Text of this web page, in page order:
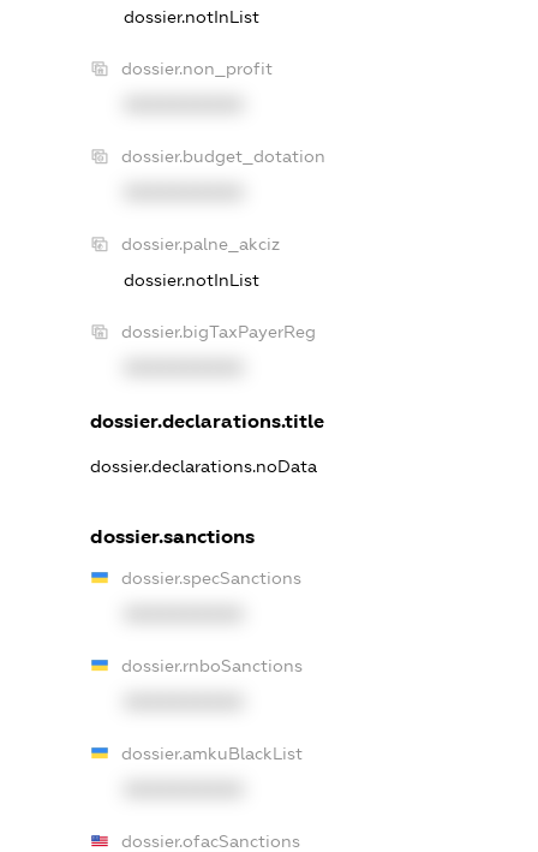
dossier.notInList
dossier.non_profit
dossier.budget_dotation
dossier.palne_akciz
dossier.notInList
dossier.bigTaxPayerReg
dossier.declarations.title
dossier.declarations.noData
dossier.sanctions
dossier.specSanctions
dossier.rnboSanctions
dossier.amkuBlackList
dossier.ofacSanctions